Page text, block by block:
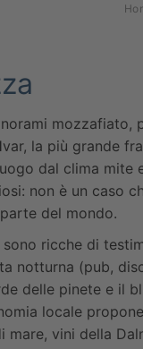
mozzafiato,
la più grande
dal clima
non è un caso
del mondo.
ricche di
notturna (pub,
delle pinete e il
locale
vini della